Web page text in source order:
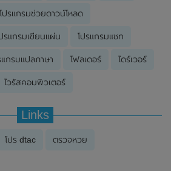
โปรแกรมช่วยดาวน์โหลด
รแกรมเขียนแผ่น โปรแกรมแชท
แกรมแปลภาษา โฟลเดอร์ ไดร์เวอร์
ไวรัสคอมพิวเตอร์
Links
โปร dtac ตรวจหวย